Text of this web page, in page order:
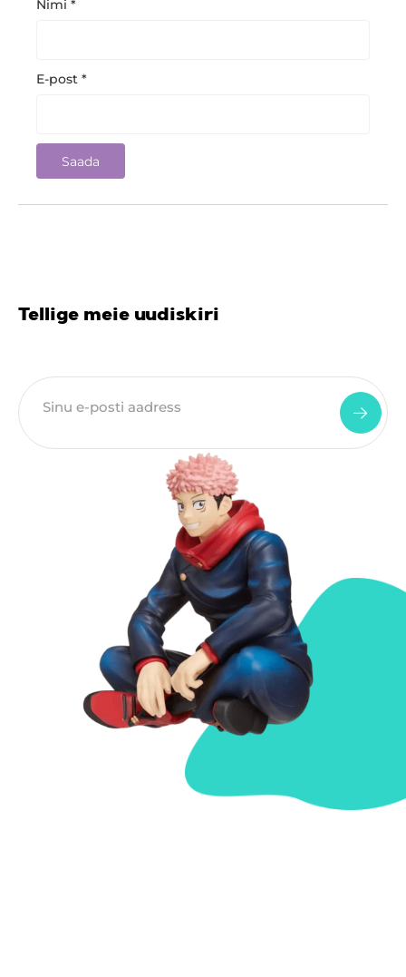
Nimi *
E-post *
Tellige meie uudiskiri